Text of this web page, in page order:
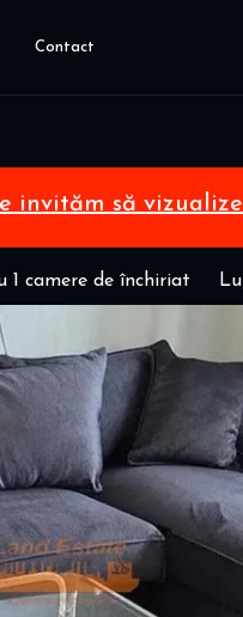
Contact
invităm să
1 camere de închiriat